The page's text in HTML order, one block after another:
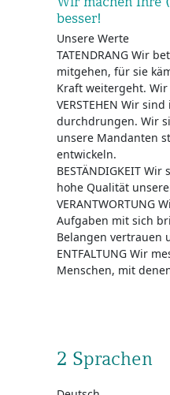
besser!
Unsere Werte
TATENDRANG Wir
mitgehen, für sie
Kraft weitergeht.
VERSTEHEN Wir
durchdrungen. Wir
unsere Mandanten
entwickeln.
BESTÄNDIGKEIT
hohe Qualität
Aufgaben mit sich
Belangen vertrauen
ENTFALTUNG Wir
Menschen, mit
2 Sprachen